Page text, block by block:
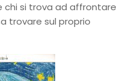
chi si trova ad affrontare
trovare sul proprio